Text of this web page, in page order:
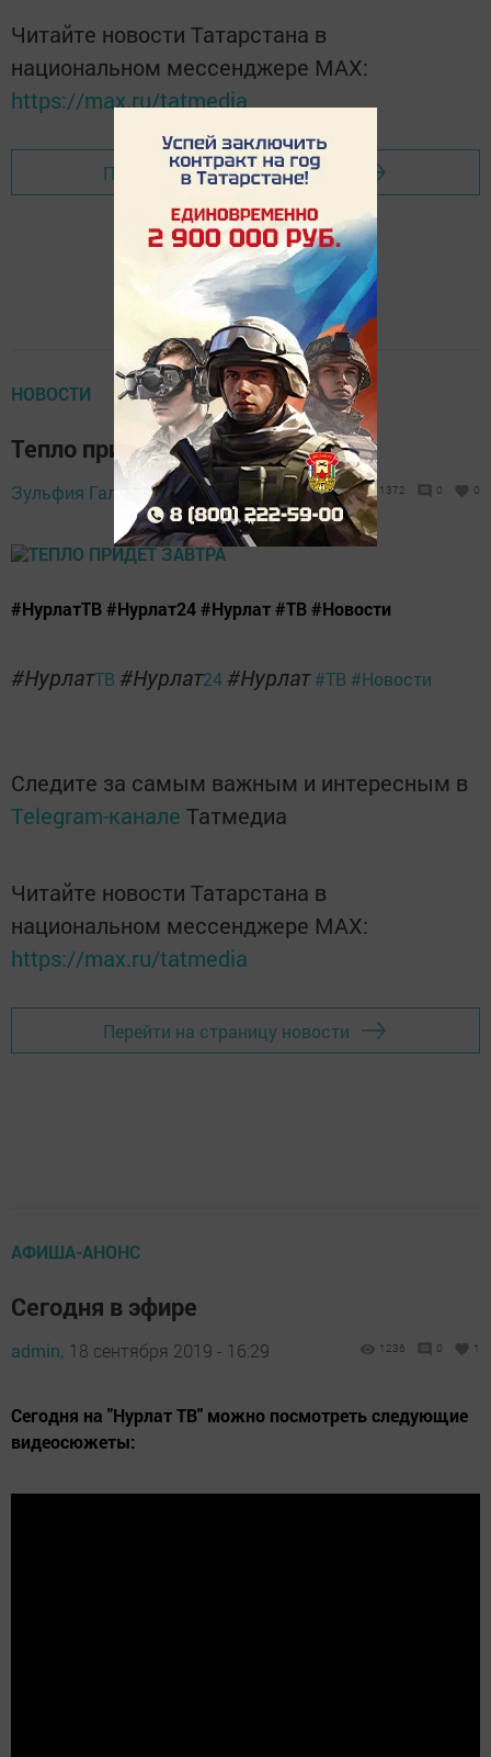
Читайте новости Татарстана в
национальном мессенджере MАХ:
https://max.ru/tatmedia
Перейти на страницу новости
НОВОСТИ
Тепло придет завтра
Зульфия Галиуллина, 18 сентября 2019 -
16:37
1372 0 0
#НурлатТВ #Нурлат24 #Нурлат #ТВ #Новости
#НурлатТВ #Нурлат24 #Нурлат#ТВ #Новости
Следите за самым важным и интересным в
Telegram-канале Татмедиа
Читайте новости Татарстана в
национальном мессенджере MАХ:
https://max.ru/tatmedia
Перейти на страницу новости
АФИША-АНОНС
Сегодня в эфире
admin, 18 сентября 2019 - 16:29 1236 0 1
Сегодня на "Нурлат ТВ" можно посмотреть следующие
видеосюжеты: